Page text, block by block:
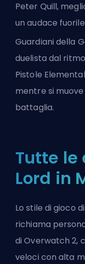
Peter Quill,
un audace
Guardiani della
duelista dal
Pistole
mentre si
battaglia.
Tutte
Lord in
Lo stile di gioco
richiama
di Overwatch 2,
veloci con alta